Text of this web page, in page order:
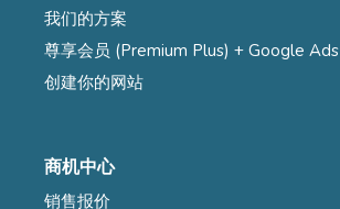
我们的方案
尊享会员 (Premium Plus) + Google Ads
创建你的网站
商机中心
销售报价